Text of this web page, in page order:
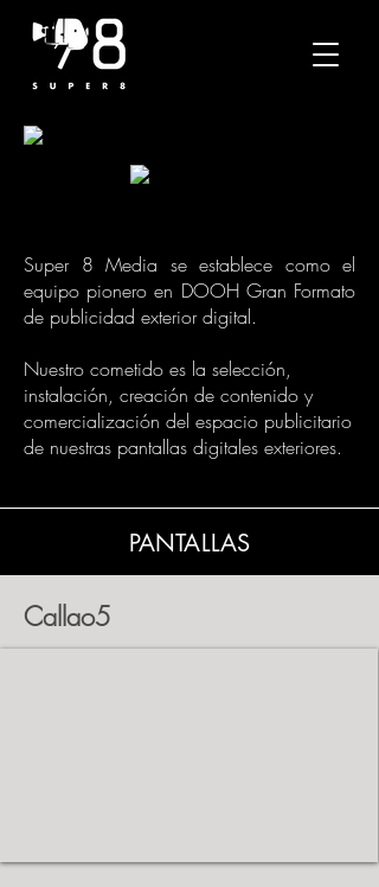
Super 8 Media se establece como el
equipo pionero en DOOH Gran Formato
de publicidad exterior digital.
Nuestro cometido es la selección,
instalación, creación de contenido y
comercialización del espacio publicitario
de nuestras pantallas digitales exteriores.
PANTALLAS
Callao5